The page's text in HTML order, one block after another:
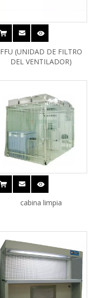
FFU (UNIDAD DE FILTRO
DEL VENTILADOR)
cabina limpia